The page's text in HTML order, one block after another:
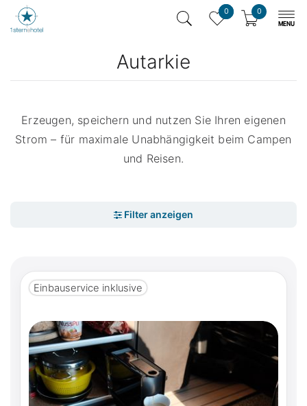
0 0
Autarkie
Erzeugen, speichern und nutzen Sie Ihren eigenen
Strom – für maximale Unabhängigkeit beim Campen
und Reisen.
Einbauservice inklusive